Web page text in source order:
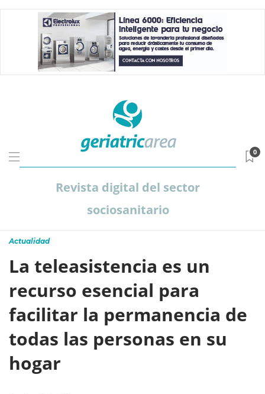
Revista digital del sector
sociosanitario
0
Actualidad
La teleasistencia es un
recurso esencial para
facilitar la permanencia de
todas las personas en su
hogar